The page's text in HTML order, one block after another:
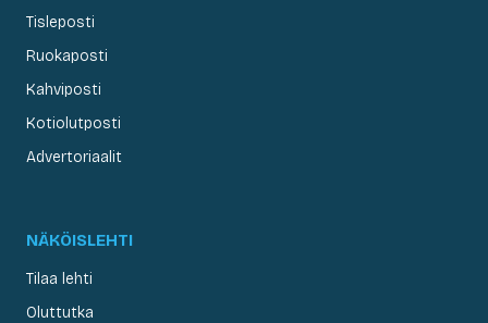
Tisleposti
Ruokaposti
Kahviposti
Kotiolutposti
Advertoriaalit
NÄKÖISLEHTI
Tilaa lehti
Oluttutka